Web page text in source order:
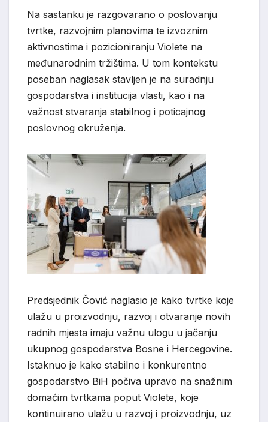
Na sastanku je razgovarano o poslovanju
tvrtke, razvojnim planovima te izvoznim
aktivnostima i pozicioniranju Violete na
međunarodnim tržištima. U tom kontekstu
poseban naglasak stavljen je na suradnju
gospodarstva i institucija vlasti, kao i na
važnost stvaranja stabilnog i poticajnog
poslovnog okruženja.
Predsjednik Čović naglasio je kako tvrtke koje
ulažu u proizvodnju, razvoj i otvaranje novih
radnih mjesta imaju važnu ulogu u jačanju
ukupnog gospodarstva Bosne i Hercegovine.
Istaknuo je kako stabilno i konkurentno
gospodarstvo BiH počiva upravo na snažnim
domaćim tvrtkama poput Violete, koje
kontinuirano ulažu u razvoj i proizvodnju, uz